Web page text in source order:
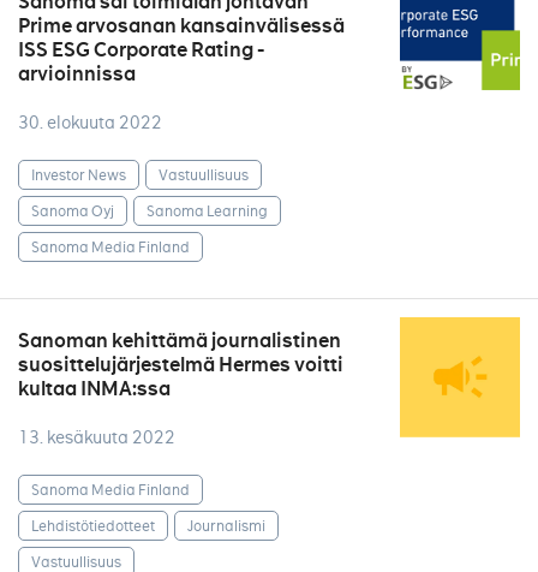
Prime arvosanan kansainvälisessä
ISS ESG Corporate Rating -
arvioinnissa
30. elokuuta 2022
Investor News
Vastuullisuus
Sanoma Oyj
Sanoma Learning
Sanoma Media Finland
Sanoman kehittämä journalistinen
suosittelujärjestelmä Hermes voitti
kultaa INMA:ssa
13. kesäkuuta 2022
Sanoma Media Finland
Lehdistötiedotteet
Journalismi
Vastuullisuus